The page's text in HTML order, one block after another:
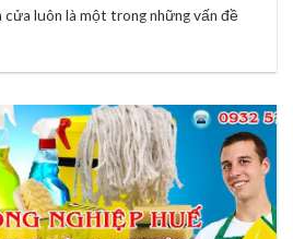
cửa luôn là một trong những vấn đề